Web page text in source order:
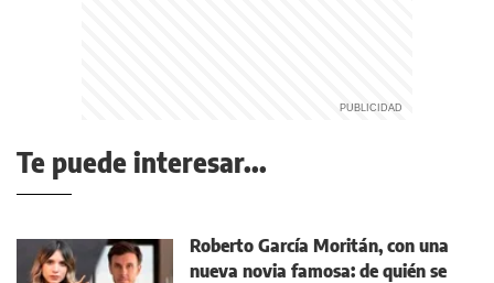
Te puede interesar...
Roberto García Moritán, con una
nueva novia famosa: de quién se